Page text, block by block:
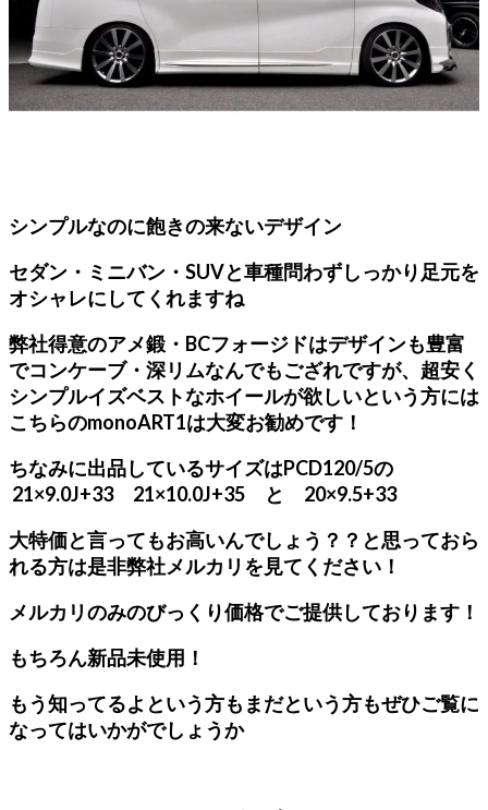
シンプルなのに飽きの来ないデザイン
セダン・ミニバン・SUVと車種問わずしっかり足元を
オシャレにしてくれますね
弊社得意のアメ鍛・BCフォージドはデザインも豊富
でコンケーブ・深リムなんでもござれですが、超安く
シンプルイズベストなホイールが欲しいという方には
こちらのmonoART1は大変お勧めです！
ちなみに出品しているサイズはPCD120/5の
21×9.0J+33 21×10.0J+35 と 20×9.5+33
大特価と言ってもお高いんでしょう？？と思っておら
れる方は是非弊社メルカリを見てください！
メルカリのみのびっくり価格でご提供しております！
もちろん新品未使用！
もう知ってるよという方もまだという方もぜひご覧に
なってはいかがでしょうか